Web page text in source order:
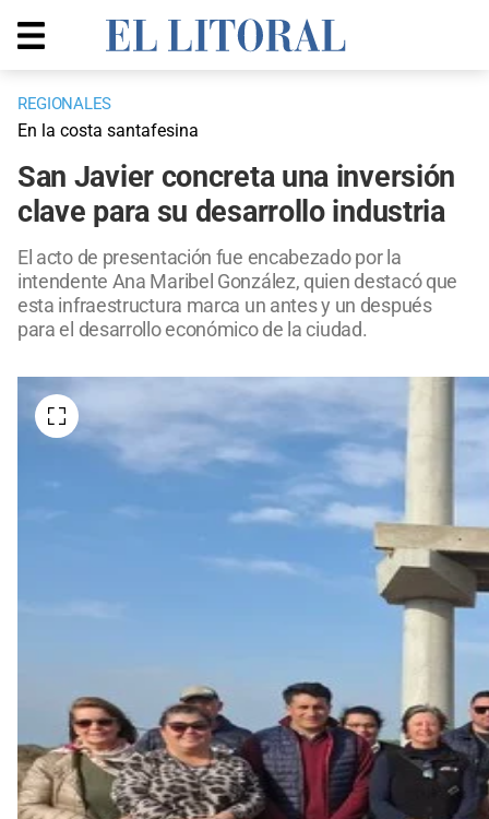
REGIONALES
En la costa santafesina
San Javier concreta una inversión
clave para su desarrollo industria
El acto de presentación fue encabezado por la
intendente Ana Maribel González, quien destacó que
esta infraestructura marca un antes y un después
para el desarrollo económico de la ciudad.